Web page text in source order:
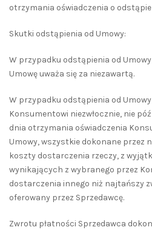
otrzymania oświadczenia o
Skutki odstąpienia od Umowy:
W przypadku odstąpienia od
Umowę uważa się za niezawartą.
W przypadku odstąpienia od
Konsumentowi niezwłocznie, nie
dnia otrzymania oświadczenia
Umowy, wszystkie dokonane przez
koszty dostarczenia rzeczy, z
wynikających z wybranego przez
dostarczenia innego niż najtańszy
oferowany przez Sprzedawcę.
Zwrotu płatności Sprzedawca